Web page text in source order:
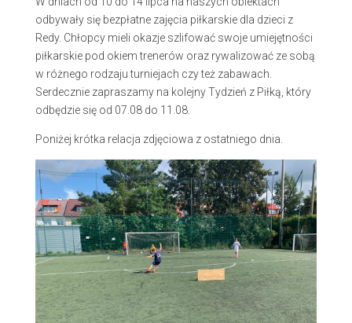
odbywały się bezpłatne zajęcia piłkarskie dla dzieci z
Redy. Chłopcy mieli okazje szlifować swoje umiejętności
piłkarskie pod okiem trenerów oraz rywalizować ze sobą
w różnego rodzaju turniejach czy też zabawach.
Serdecznie zapraszamy na kolejny Tydzień z Piłką, który
odbędzie się od 07.08 do 11.08.
Poniżej krótka relacja zdjęciowa z ostatniego dnia.